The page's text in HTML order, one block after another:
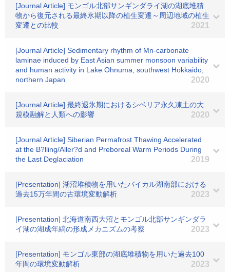
[Journal Article] モンゴル北部サンギンダライ湖の湖底堆積
物から復元される最終氷期以降の植生変遷～周辺地域の植生
変遷との比較
2021
[Journal Article] Sedimentary rhythm of Mn-carbonate
laminae induced by East Asian summer monsoon variability
and human activity in Lake Ohnuma, southwest Hokkaido,
northern Japan
2020
[Journal Article] 最終退氷期におけるシベリア永久凍土の大
規模融解と人類への影響
2020
[Journal Article] Siberian Permafrost Thawing Accelerated
at the B?lling/Aller?d and Preboreal Warm Periods During
the Last Deglaciation
2019
[Presentation] 湖沼堆積物を用いたバイカル湖南部における
過去15万年間の古環境変動解析
2023
[Presentation] 北海道南西大沼とモンゴル北部サンギンダラ
イ湖の湖成年縞の形成メカニズムの考察
2023
[Presentation] モンゴル東部の湖底堆積物を用いた過去100
年間の環境変動解析
2023